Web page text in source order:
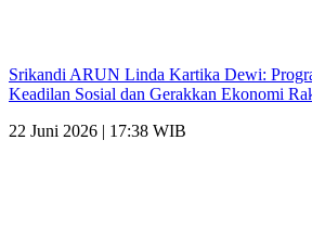
Srikandi ARUN Linda Kartika Dewi:
Keadilan Sosial dan Gerakkan Ekonomi
22 Juni 2026 | 17:38 WIB